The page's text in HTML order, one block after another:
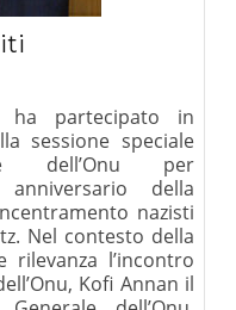
ha partecipato in
sessione speciale
dell’Onu per
della
nazisti
Nel contesto della
l’incontro
Kofi Annan il